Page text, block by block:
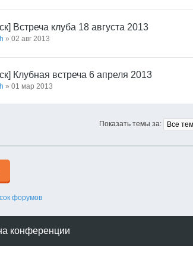
Встреча клуба 18 августа 2013
» 02 авг 2013
Клубная встреча 6 апреля 2013
» 01 мар 2013
Показать темы за:
форумов
конференции